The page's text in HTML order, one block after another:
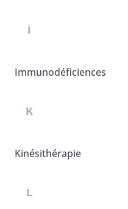
I
Immunodéficiences
K
Kinésithérapie
L